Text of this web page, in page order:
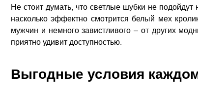
Не стоит думать, что светлые шубки не
насколько эффектно смотрится белый мех
мужчин и немного завистливого – от других
приятно удивит доступностью.
Выгодные условия